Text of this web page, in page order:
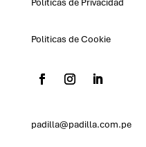
Politicas de Cookie
padilla@padilla.com.pe